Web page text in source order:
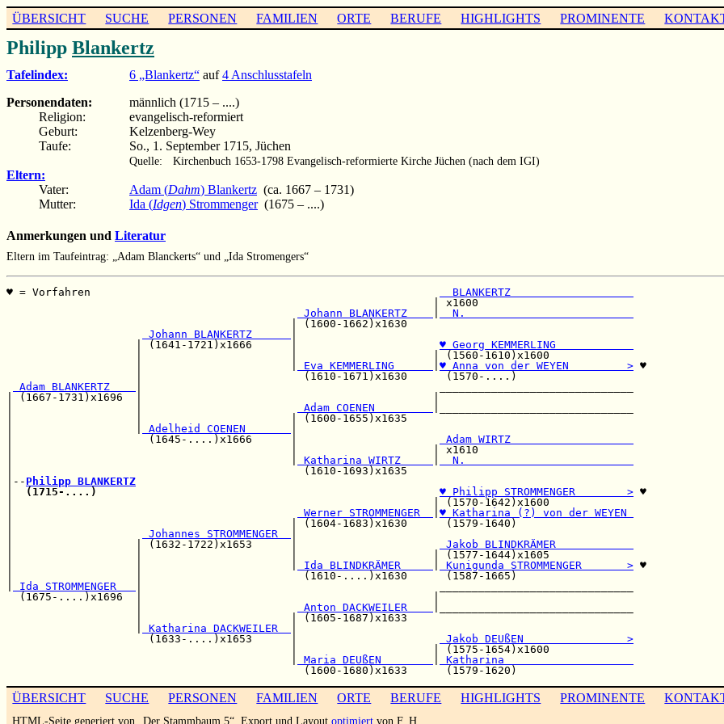
ÜBERSICHT SUCHE PERSONEN FAMILIEN ORTE BERUFE HIGHLIGHTS PROMINENTE
Philipp Blankertz
Tafelindex: 6 „Blankertz“ auf4 Anschlusstafeln
Personendaten:
männlich (1715 – ....)
Religion:
evangelisch-reformiert
Geburt:
Kelzenberg-Wey
Taufe:
So., 1. September 1715, Jüchen
Quelle: Kirchenbuch 1653-1798 Evangelisch-reformierte Kirche Jüchen (nach dem IGI)
Eltern:
Vater:
Adam (Dahm) Blankertz (ca. 1667 – 1731)
Mutter:
Ida (Idgen) Strommenger(1675 – ....)
Anmerkungen und Literatur
Eltern im Taufeintrag: „Adam Blanckerts“ und „Ida Stromengers“
♥ = Vorfahren
  BLANKERTZ
                                                                  | x1600
Johann BLANKERTZ
  N.
                                            | (1600-1662)x1630
Johann BLANKERTZ
                    | (1641-1721)x1666      |
♥ Georg KEMMERLING
                    |                       |                     | (1560-1610)x1600
Eva KEMMERLING ♥ Anna von der WEYEN         > ♥
                    |                         (1610-1671)x1630      (1570-....)
Adam BLANKERTZ
| (1667-1731)x1696  |                                             |
Adam COENEN
|                   |                       | (1600-1655)x1635
Adelheid COENEN
|                     (1645-....)x1666      |
Adam WIRTZ
|                                           |                     | x1610
Katharina WIRTZ
  N.
|                                             (1610-1693)x1635
|-- Philipp BLANKERTZ
(1715-....) ♥ Philipp STROMMENGER        > ♥
|                                                                 | (1570-1642)x1600
Werner STROMMENGER
♥ Katharina (?) von der WEYEN
|                                           | (1604-1683)x1630      (1579-1640)
Johannes STROMMENGER
|                   | (1632-1722)x1653      |
Jakob BLINDKRÄMER
|                   |                       |                     | (1577-1644)x1605
Ida BLINDKRÄMER Kunigunda STROMMENGER       > ♥
|                   |                         (1610-....)x1630      (1587-1665)
Ida STROMMENGER
  (1675-....)x1696  |                                             |
Anton DACKWEILER
                    |                       | (1605-1687)x1633
Katharina DACKWEILER
                      (1633-....)x1653      |
Jakob DEUßEN                >
                                            |                     | (1575-1654)x1600
Maria DEUßEN
Katharina
ÜBERSICHT SUCHE PERSONEN FAMILIEN ORTE BERUFE HIGHLIGHTS PROMINENTE
HTML-Seite generiert von „Der Stammbaum 5“. Export und Layoutoptimiert von F. H.